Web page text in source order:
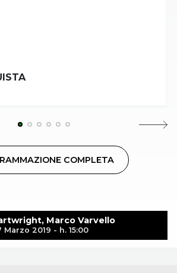
Marco Varvello
Marzo 2019 - h. 15:00
COMPLETA